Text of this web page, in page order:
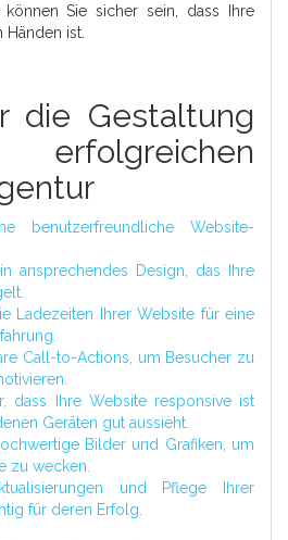
Sie sicher sein, dass Ihre
Händen ist.
die Gestaltung
benutzerfreundliche Website-
ansprechendes Design, das Ihre
Ladezeiten Ihrer Website für eine
Call-to-Actions, um Besucher zu
dass Ihre Website responsive ist
Geräten gut aussieht.
Bilder und Grafiken, um
zu wecken.
und Pflege Ihrer
für deren Erfolg.